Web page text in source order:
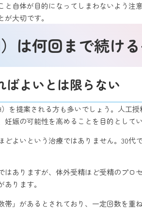
と自体が目的になってしまわないよう
大切です。
は何回まで続け
ばよいとは限らない
を提案される方も多いでしょう。人工
娠の可能性を高めることを目的としてい
よいという治療ではありません。30
ありますが、体外受精ほど受精のプロ
ります。
帯」があるとされており、一定回数を重